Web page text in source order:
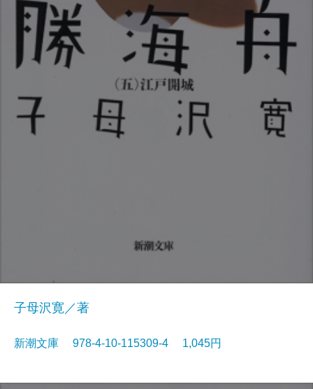
子母沢寛／著
新潮文庫 978-4-10-115309-4 1,045円